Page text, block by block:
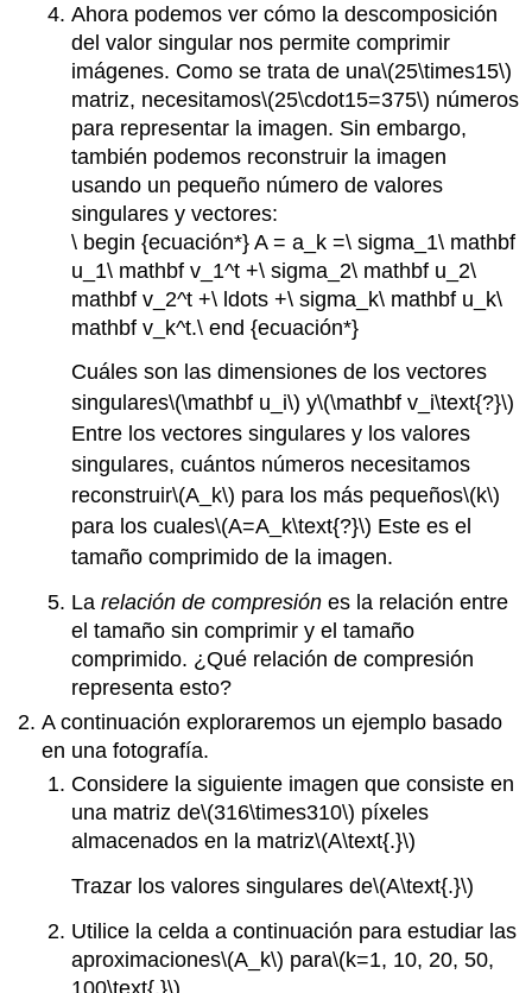
Ahora podemos ver cómo la descomposición
del valor singular nos permite comprimir
imágenes. Como se trata de una\(25\times15\)
matriz, necesitamos\(25\cdot15=375\) números
para representar la imagen. Sin embargo,
también podemos reconstruir la imagen
usando un pequeño número de valores
singulares y vectores:
\ begin {ecuación*} A = a_k =\ sigma_1\ mathbf
u_1\ mathbf v_1^t +\ sigma_2\ mathbf u_2\
mathbf v_2^t +\ ldots +\ sigma_k\ mathbf u_k\
mathbf v_k^t.\ end {ecuación*}
Cuáles son las dimensiones de los vectores
singulares\(\mathbf u_i\) y\(\mathbf v_i\text{?}\)
Entre los vectores singulares y los valores
singulares, cuántos números necesitamos
reconstruir\(A_k\) para los más pequeños\(k\)
para los cuales\(A=A_k\text{?}\) Este es el
tamaño comprimido de la imagen.
La relación de compresiónes la relación entre
el tamaño sin comprimir y el tamaño
comprimido. ¿Qué relación de compresión
representa esto?
A continuación exploraremos un ejemplo basado
en una fotografía.
Considere la siguiente imagen que consiste en
una matriz de\(316\times310\) píxeles
almacenados en la matriz\(A\text{.}\)
Trazar los valores singulares de\(A\text{.}\)
Utilice la celda a continuación para estudiar las
aproximaciones\(A_k\) para\(k=1, 10, 20, 50,
100\text{.}\)